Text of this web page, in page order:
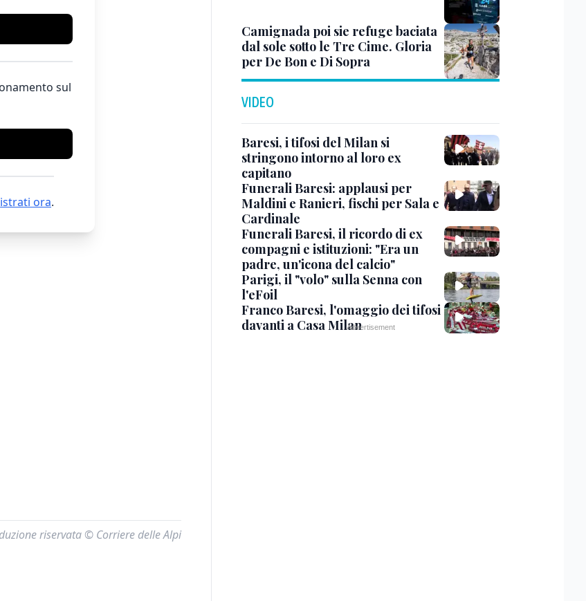
sul
ora.
riservata © Corriere delle Alpi
Camignada poi sie refuge baciata
dal sole sotto le Tre Cime. Gloria
per De Bon e Di Sopra
VIDEO
Baresi, i tifosi del Milan si
stringono intorno al loro ex
capitano
Funerali Baresi: applausi per
Maldini e Ranieri, fischi per Sala e
Cardinale
Funerali Baresi, il ricordo di ex
compagni e istituzioni: "Era un
padre, un'icona del calcio"
Parigi, il "volo" sulla Senna con
l'eFoil
Franco Baresi, l'omaggio dei tifosi
davanti a Casa Milan